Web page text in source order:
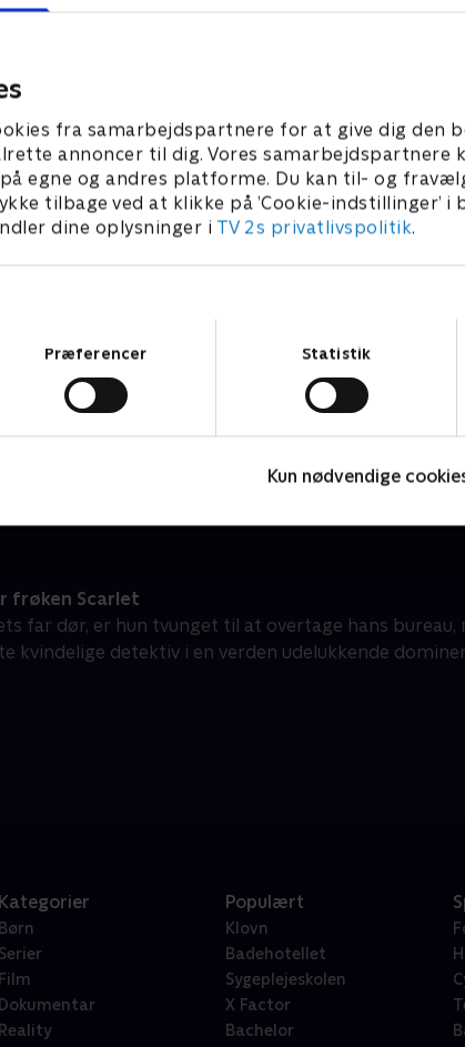
fra samarbejdspartnere for at give dig den
annoncer til dig. Vores samarbejdspartnere
egne og andres platforme. Du kan til- og
tilbage ved at klikke på ’Cookie-indstillinger’ i
dine oplysninger i TV 2s privatlivspolitik.
Præferencer Statistik
Kun nødvendige
frøken Scarlet
far dør, er hun tvunget til at overtage hans
kvindelige detektiv i en verden udelukkende
Kategorier
Børn
Serier
Film
Dokumentar
Reality
Populært
Klovn
Badehotellet
Sygeplejeskolen
X Factor
Bachelor